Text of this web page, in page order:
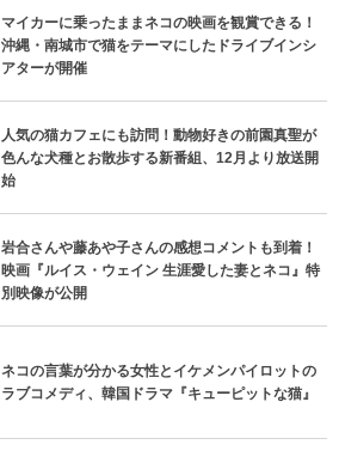
マイカーに乗ったままネコの映画を観賞できる！
沖縄・南城市で猫をテーマにしたドライブインシ
アターが開催
人気の猫カフェにも訪問！動物好きの前園真聖が
色んな犬種とお散歩する新番組、12月より放送開
始
岩合さんや藤あや子さんの感想コメントも到着！
映画『ルイス・ウェイン 生涯愛した妻とネコ』特
別映像が公開
ネコの言葉が分かる女性とイケメンパイロットの
ラブコメディ、韓国ドラマ『キューピットな猫』